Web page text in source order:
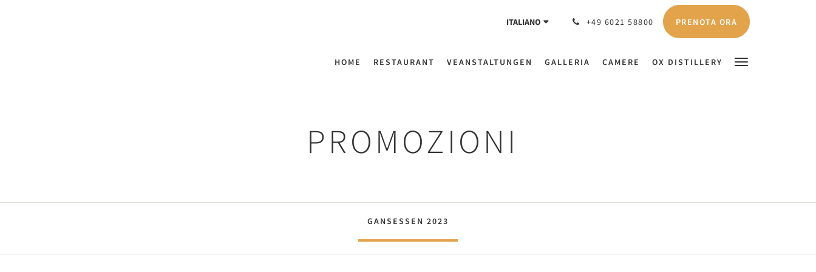
ITALIANO +49 6021 58800 PRENOTA ORA
HOME RESTAURANT VEANSTALTUNGEN GALLERIA CAMERE OX DISTILLERY
PROMOZIONI
GANSESSEN 2023